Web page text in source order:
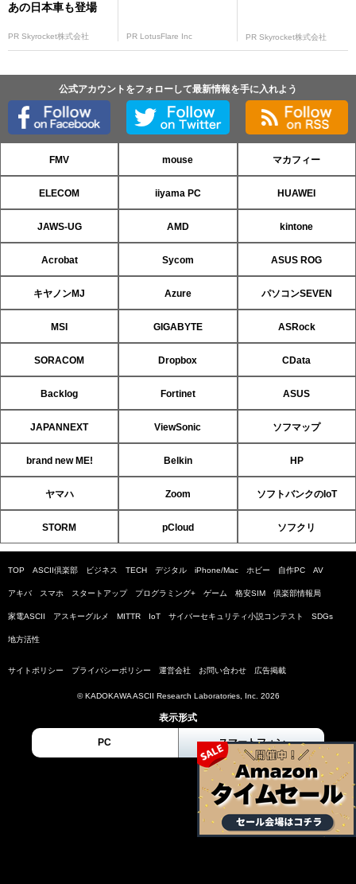
あの日本車も登場
PR Skyrocket株式会社 PR LotusFlare Inc PR Skyrocket株式会社
公式アカウントをフォローして最新情報を手に入れよう
FMV mouse マカフィー
ELECOM iiyama PC HUAWEI
JAWS-UG AMD kintone
Acrobat Sycom ASUS ROG
キヤノンMJ Azure パソコンSEVEN
MSI GIGABYTE ASRock
SORACOM Dropbox CData
Backlog Fortinet ASUS
JAPANNEXT ViewSonic ソフマップ
brand new ME! Belkin HP
ヤマハ Zoom ソフトバンクのIoT
STORM pCloud ソフクリ
TOP ASCII倶楽部 ビジネス TECH デジタル iPhone/Mac ホビー 自作PC AV
アキバ スマホ スタートアップ プログラミング+ ゲーム 格安SIM 倶楽部情報局
家電ASCII アスキーグルメ MITTR IoT サイバーセキュリティ小説コンテスト SDGs
地方活性
サイトポリシー プライバシーポリシー 運営会社 お問い合わせ 広告掲載
© KADOKAWA ASCII Research Laboratories, Inc. 2026
表示形式
PC スマートフォン